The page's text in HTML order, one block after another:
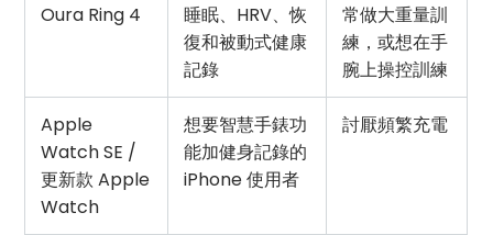
Oura Ring 4
睡眠、HRV、恢
復和被動式健康
記錄
常做大重量訓
練，或想在手
腕上操控訓練
Apple
Watch SE /
更新款 Apple
Watch
想要智慧手錶功
能加健身記錄的
iPhone 使用者
討厭頻繁充電